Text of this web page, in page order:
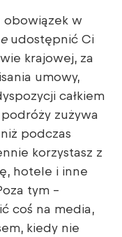
obowiązek w
udostępnić Ci
krajowej, za
umowy,
całkiem
zużywa
podczas
korzystasz z
hotele i inne
tym –
coś na media,
kiedy nie